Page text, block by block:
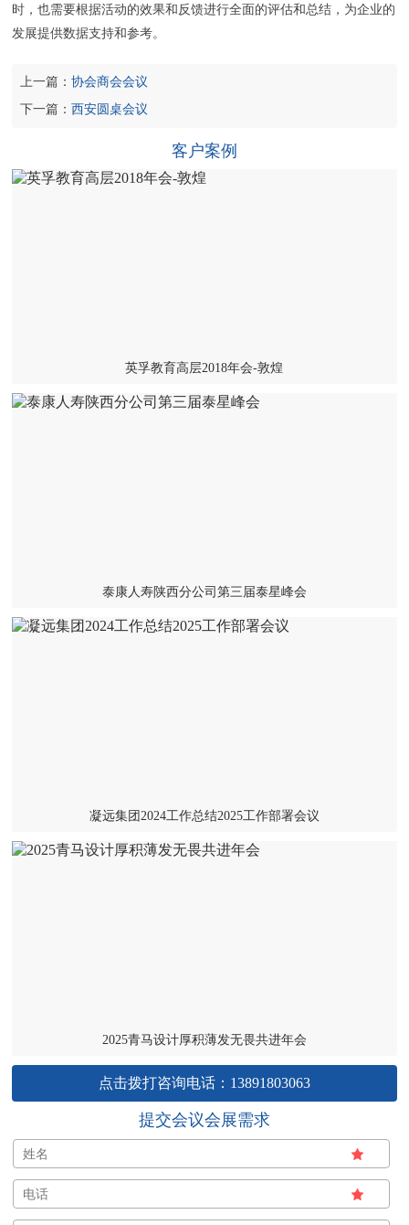
时，也需要根据活动的效果和反馈进行全面的评估和总结，为企业的
发展提供数据支持和参考。
上一篇：协会商会会议
下一篇：西安圆桌会议‌
客户案例
英孚教育高层2018年会-敦煌
泰康人寿陕西分公司第三届泰星峰会
凝远集团2024工作总结2025工作部署会议
2025青马设计厚积薄发无畏共进年会
点击拨打咨询电话：13891803063
提交会议会展需求